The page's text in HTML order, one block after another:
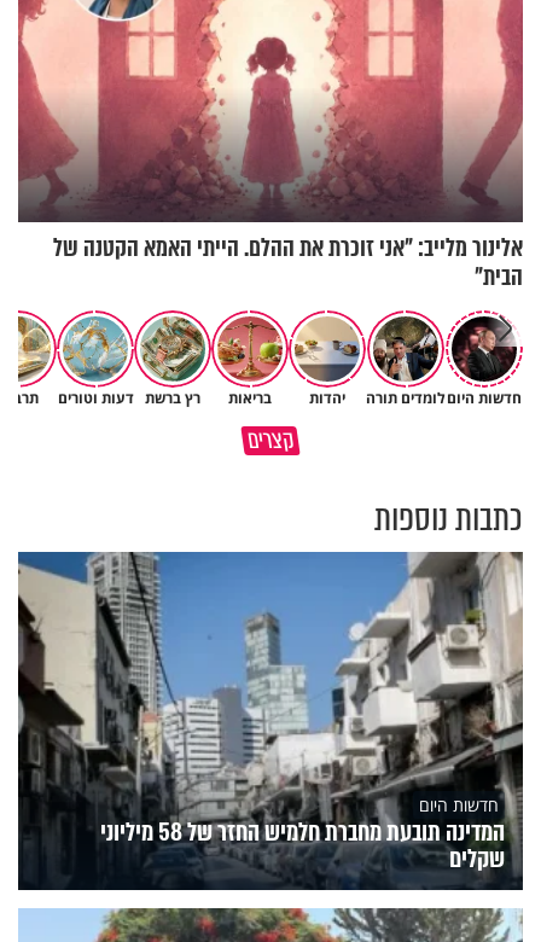
אלינור מלייב: "אני זוכרת את ההלם. הייתי האמא הקטנה של
הבית"
חדשות היוםלומדים תורה יהדות בריאות רץ ברשת דעות וטורים
קצרים
האמונה האמיתית בבורא עולם
אין צורך להיות גדול כדי לשנות
כתבות נוספות
חדשות היום
המדינה תובעת מחברת חלמיש החזר של 58 מיליוני
שקלים